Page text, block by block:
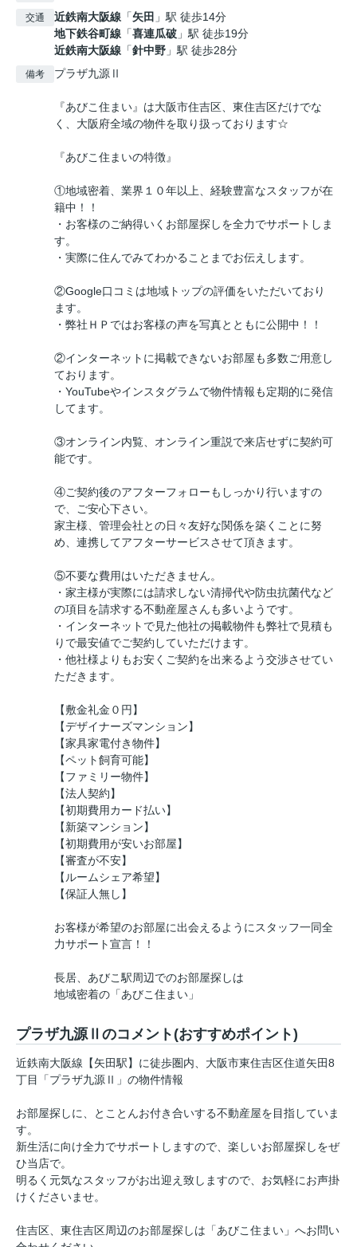
交通 近鉄南大阪線 「矢田 」駅 徒歩14分
地下鉄谷町線 「喜連瓜破 」駅 徒歩19分
近鉄南大阪線 「針中野 」駅 徒歩28分
備考 プラザ九源Ⅱ
『あびこ住まい』は大阪市住吉区、東住吉区だけでな
く、大阪府全域の物件を取り扱っております☆
『あびこ住まいの特徴』
①地域密着、業界１０年以上、経験豊富なスタッフが在
籍中！！
・お客様のご納得いくお部屋探しを全力でサポートしま
す。
・実際に住んでみてわかることまでお伝えします。
②Google口コミは地域トップの評価をいただいており
ます。
・弊社ＨＰではお客様の声を写真とともに公開中！！
②インターネットに掲載できないお部屋も多数ご用意し
ております。
・YouTubeやインスタグラムで物件情報も定期的に発信
してます。
③オンライン内覧、オンライン重説で来店せずに契約可
能です。
④ご契約後のアフターフォローもしっかり行いますの
で、ご安心下さい。
家主様、管理会社との日々友好な関係を築くことに努
め、連携してアフターサービスさせて頂きます。
⑤不要な費用はいただきません。
・家主様が実際には請求しない清掃代や防虫抗菌代など
の項目を請求する不動産屋さんも多いようです。
・インターネットで見た他社の掲載物件も弊社で見積も
りで最安値でご契約していただけます。
・他社様よりもお安くご契約を出来るよう交渉させてい
ただきます。
【敷金礼金０円】
【デザイナーズマンション】
【家具家電付き物件】
【ペット飼育可能】
【ファミリー物件】
【法人契約】
【初期費用カード払い】
【新築マンション】
【初期費用が安いお部屋】
【審査が不安】
【ルームシェア希望】
【保証人無し】
お客様が希望のお部屋に出会えるようにスタッフ一同全
力サポート宣言！！
長居、あびこ駅周辺でのお部屋探しは
地域密着の「あびこ住まい」
プラザ九源Ⅱのコメント(おすすめポイント)
近鉄南大阪線【矢田駅】に徒歩圏内、大阪市東住吉区住道矢田8
丁目「プラザ九源Ⅱ」の物件情報
お部屋探しに、とことんお付き合いする不動産屋を目指していま
す。
新生活に向け全力でサポートしますので、楽しいお部屋探しをぜ
ひ当店で。
明るく元気なスタッフがお出迎え致しますので、お気軽にお声掛
けくださいませ。
住吉区、東住吉区周辺のお部屋探しは「あびこ住まい」へお問い